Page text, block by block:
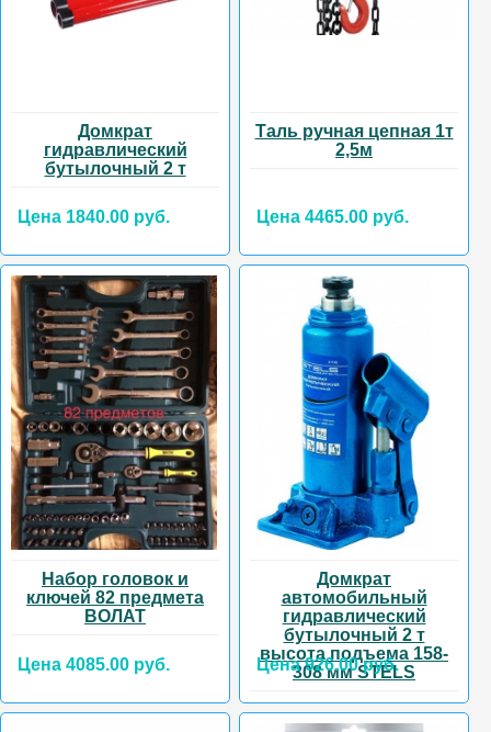
Домкрат
гидравлический
бутылочный 2 т
Цена 1840.00 руб.
Таль ручная цепная 1т
2,5м
Цена 4465.00 руб.
Набор головок и
ключей 82 предмета
ВОЛАТ
Цена 4085.00 руб.
Домкрат
автомобильный
гидравлический
бутылочный 2 т
высота подъема 158-
308 мм STELS
Цена 926.00 руб.